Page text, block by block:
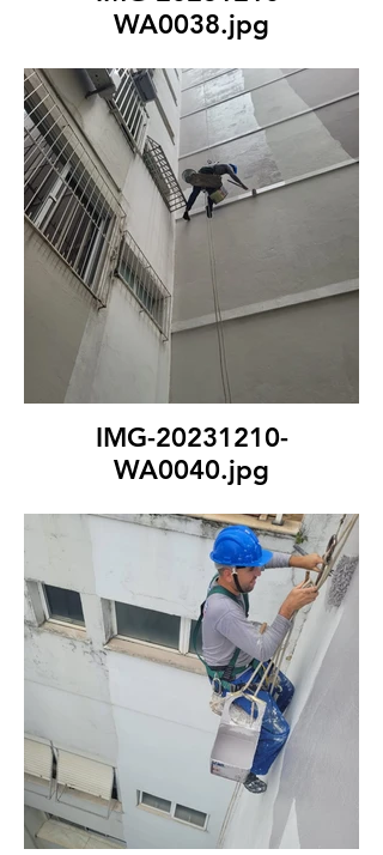
WA0038.jpg
IMG-20231210-
WA0040.jpg